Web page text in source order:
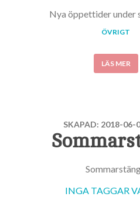
Nya öppettider under
ÖVRIGT
LÄS MER
SKAPAD: 2018-06-
INGA TAGGAR